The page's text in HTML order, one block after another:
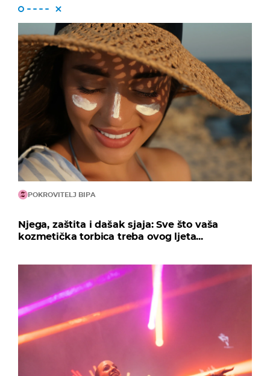
POKROVITELJ BIPA
Njega, zaštita i dašak sjaja: Sve što vaša
kozmetička torbica treba ovog ljeta...